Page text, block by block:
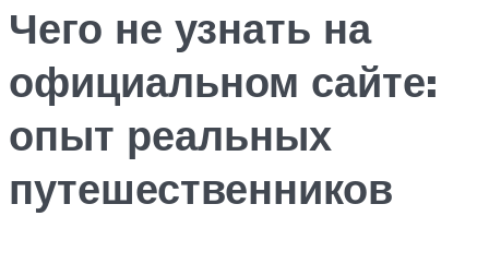
Чего не узнать на
официальном сайте:
опыт реальных
путешественников